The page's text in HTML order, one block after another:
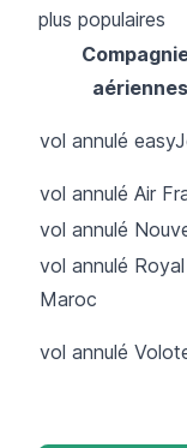
plus populaires
aériennes
vol annulé
vol annulé Air
vol annulé
vol annulé
Maroc
vol annulé